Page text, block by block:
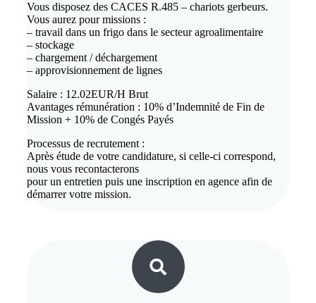
Vous disposez des CACES R.485 – chariots gerbeurs.
Vous aurez pour missions :
– travail dans un frigo dans le secteur agroalimentaire
– stockage
– chargement / déchargement
– approvisionnement de lignes
Salaire : 12.02EUR/H Brut
Avantages rémunération : 10% d’Indemnité de Fin de
Mission + 10% de Congés Payés
Processus de recrutement :
Après étude de votre candidature, si celle-ci correspond,
nous vous recontacterons
pour un entretien puis une inscription en agence afin de
démarrer votre mission.